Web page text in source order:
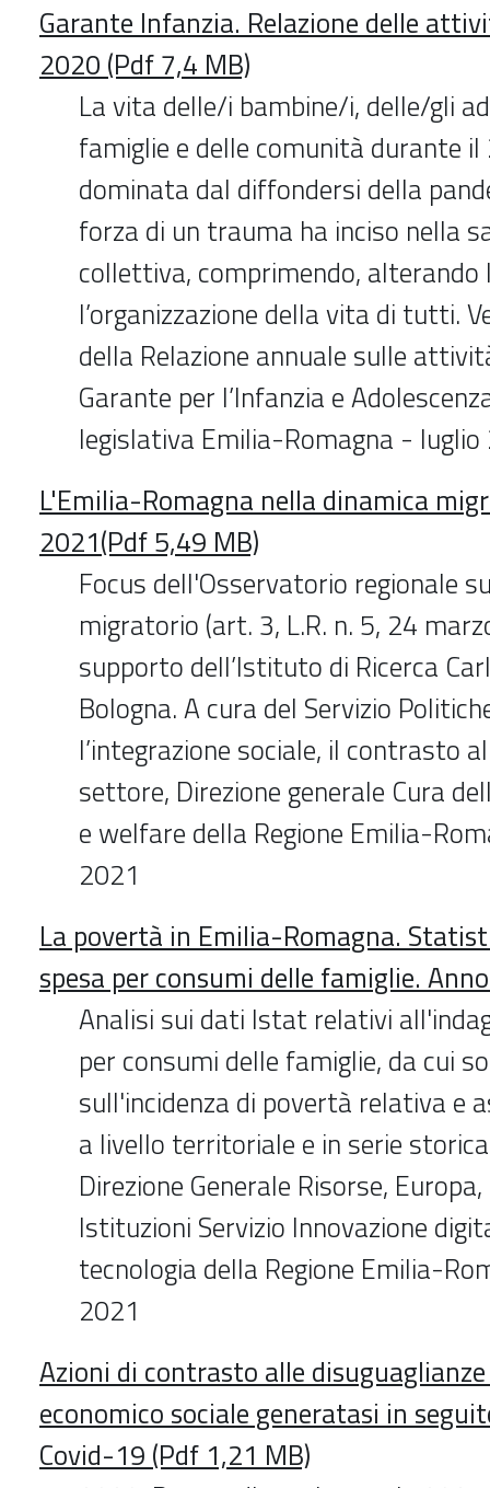
Garante Infanzia. Relazione delle
2020 (Pdf 7,4 MB)
La vita delle/i bambine/i, delle/gli
famiglie e delle comunità durante
dominata dal diffondersi della
forza di un trauma ha inciso nella
collettiva, comprimendo, alterando
l’organizzazione della vita di tutti.
della Relazione annuale sulle
Garante per l’Infanzia e
legislativa Emilia-Romagna -
L'Emilia-Romagna nella dinamica
2021(Pdf 5,49 MB)
Focus dell'Osservatorio regionale
migratorio (art. 3, L.R. n. 5, 24
supporto dell’Istituto di Ricerca
Bologna. A cura del Servizio
l’integrazione sociale, il contrasto
settore, Direzione generale Cura
e welfare della Regione Emilia-
2021
La povertà in Emilia-Romagna.
spesa per consumi delle famiglie.
Analisi sui dati Istat relativi
per consumi delle famiglie, da cui
sull'incidenza di povertà relativa e
a livello territoriale e in serie
Direzione Generale Risorse,
Istituzioni Servizio Innovazione
tecnologia della Regione Emilia-
2021
Azioni di contrasto alle
economico sociale generatasi in
Covid-19 (Pdf 1,21 MB)